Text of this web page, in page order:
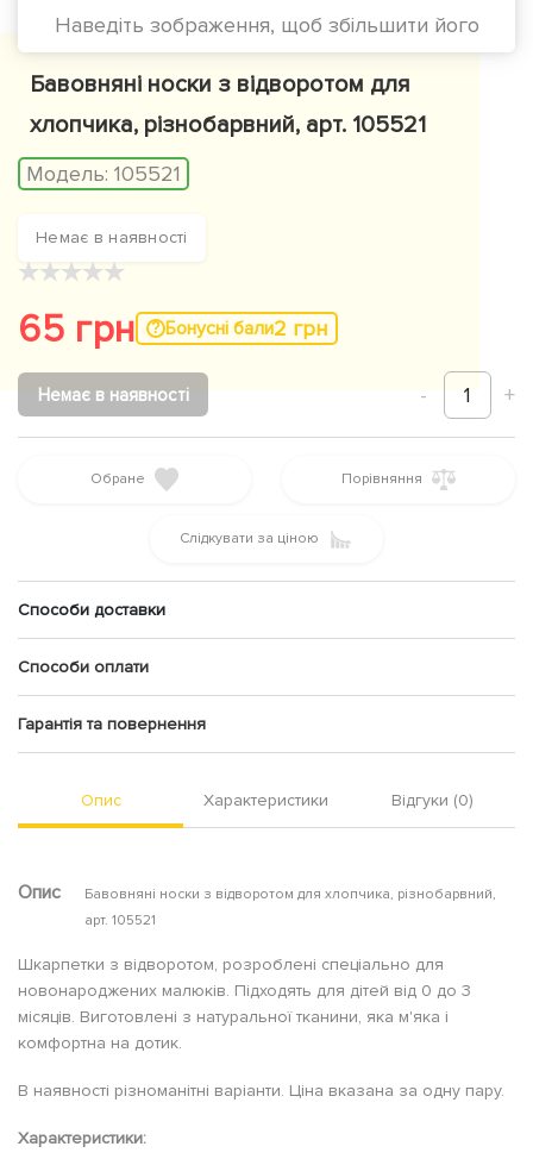
Наведіть зображення, щоб збільшити його
Бавовняні носки з відворотом для
хлопчика, різнобарвний, арт. 105521
Модель: 105521
Немає в наявності
★★★★★
65 грн Бонусні бали2 грн
- 1 +
Немає в наявності
Обране Порівняння
Слідкувати за ціною
Способи доставки
Способи оплати
Гарантія та повернення
Опис Характеристики Відгуки (0)
Опис
Бавовняні носки з відворотом для хлопчика, різнобарвний,
арт. 105521
Шкарпетки з відворотом, розроблені спеціально для
новонароджених малюків. Підходять для дітей від 0 до 3
місяців. Виготовлені з натуральної тканини, яка м'яка і
комфортна на дотик.
В наявності різноманітні варіанти. Ціна вказана за одну пару.
Характеристики: